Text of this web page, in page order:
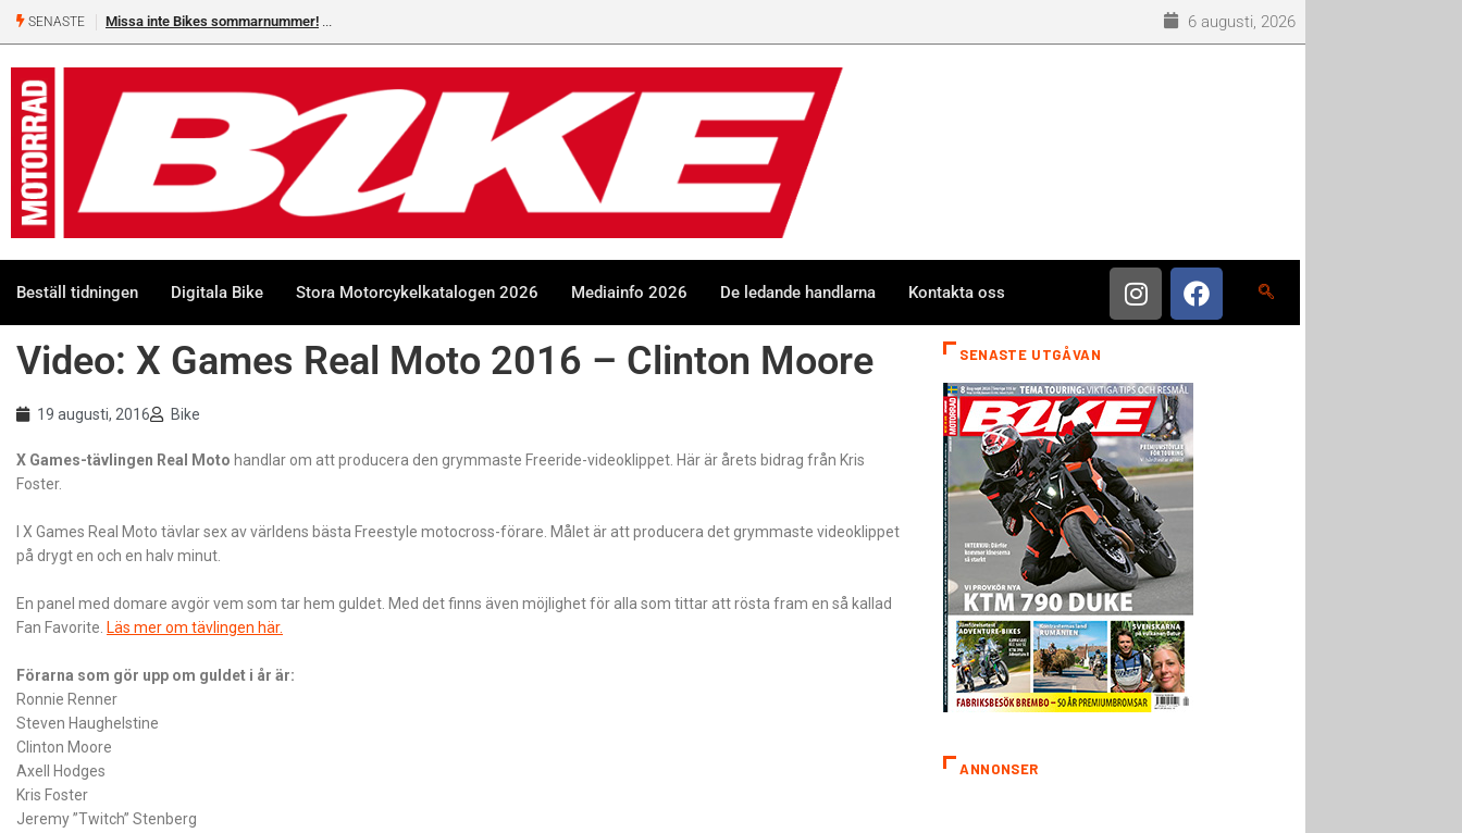
SENASTE Missa inte Bikes sommarnummer! 6 augusti, 2026
Beställ tidningen Digitala Bike Stora Motorcykelkatalogen 2026 Mediainfo 2026 De ledande handlarna Kontakta oss
Video: X Games Real Moto 2016 – Clinton Moore
19 augusti, 2016 Bike
X Games-tävlingen Real Moto handlar om att producera den grymmaste Freeride-videoklippet. Här är årets bidrag från Kris
Foster.
I X Games Real Moto tävlar sex av världens bästa Freestyle motocross-förare. Målet är att producera det grymmaste videoklippet
på drygt en och en halv minut.
En panel med domare avgör vem som tar hem guldet. Med det finns även möjlighet för alla som tittar att rösta fram en så kallad
Fan Favorite. Läs mer om tävlingen här.
Förarna som gör upp om guldet i år är:
Ronnie Renner
Steven Haughelstine
Clinton Moore
Axell Hodges
Kris Foster
Jeremy ”Twitch” Stenberg
SENASTE UTGÅVAN
ANNONSER